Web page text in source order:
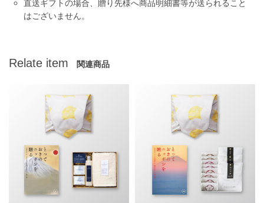
直送ギフトの場合、贈り先様へ商品明細書等が送られること
はございません。
Relate item 関連商品